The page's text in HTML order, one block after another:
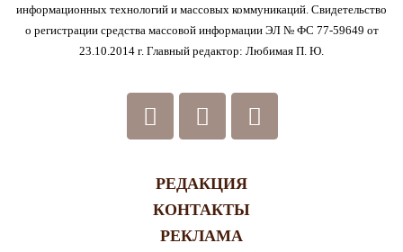
информационных технологий и массовых коммуникаций. Свидетельство
о регистрации средства массовой информации ЭЛ № ФС 77-59649 от
23.10.2014 г. Главный редактор: Любимая П. Ю.
РЕДАКЦИЯ
КОНТАКТЫ
РЕКЛАМА